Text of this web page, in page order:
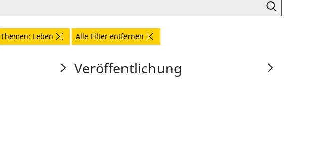
Themen: Leben Alle Filter entfernen
Veröffentlichung